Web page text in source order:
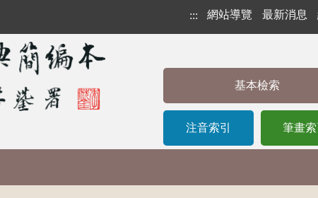
::: 網站導覽 最新消息
基本檢索
注音索引 筆畫索